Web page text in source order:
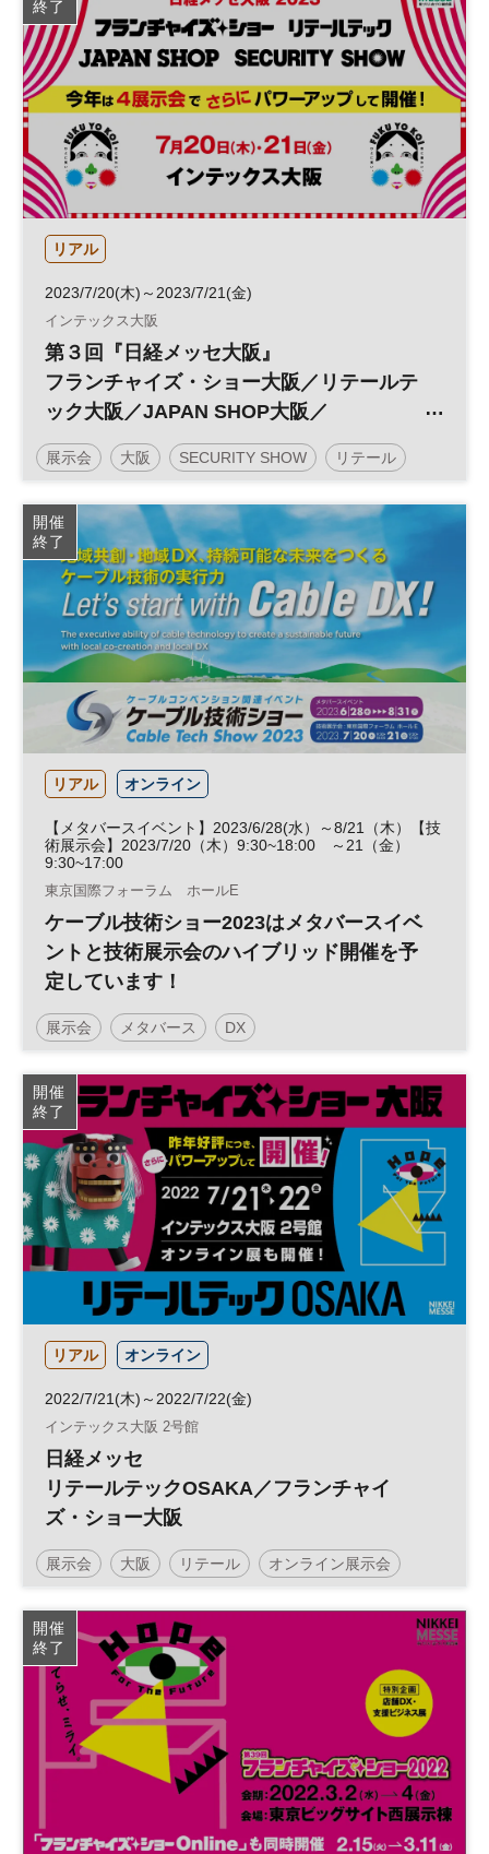
仮想通貨 イノベーション テクノロジー
スタートアップ グローバル デジタル
平日夜開催
終了
リアル
2023/7/20(木)～2023/7/21(金)
インテックス大阪
第３回『日経メッセ大阪』
フランチャイズ・ショー大阪／リテールテ
ック大阪／JAPAN SHOP大阪／
SECURITY SHOW大阪
展示会 大阪 SECURITY SHOW リテール
オンライン展示会 セキュリティ デザイン
働き方改革 投資 リテールテック
フランチャイズ JAPAN SHOP DX 参加無料
企業経営
開催
終了
リアル オンライン
【メタバースイベント】2023/6/28(水）～8/21（木）【技
術展示会】2023/7/20（木）9:30~18:00 ～21（金）
9:30~17:00
東京国際フォーラム ホールE
ケーブル技術ショー2023はメタバースイベ
ントと技術展示会のハイブリッド開催を予
定しています！
展示会 メタバース DX
開催
終了
リアル オンライン
2022/7/21(木)～2022/7/22(金)
インテックス大阪 2号館
日経メッセ
リテールテックOSAKA／フランチャイ
ズ・ショー大阪
展示会 大阪 リテール オンライン展示会
働き方改革 投資 リテールテック
フランチャイズ DX
企業経営
開催
終了